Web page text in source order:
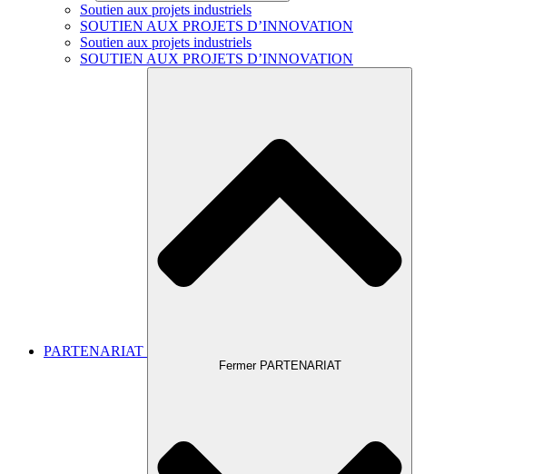
Soutien aux projets industriels
SOUTIEN AUX PROJETS D’INNOVATION
Soutien aux projets industriels
SOUTIEN AUX PROJETS D’INNOVATION
PARTENARIAT
Fermer PARTENARIAT